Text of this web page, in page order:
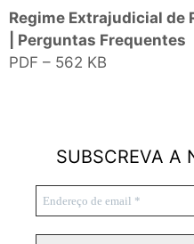
Regime Extrajudicial de
| Perguntas Frequentes
PDF – 562 KB
SUBSCREVA A